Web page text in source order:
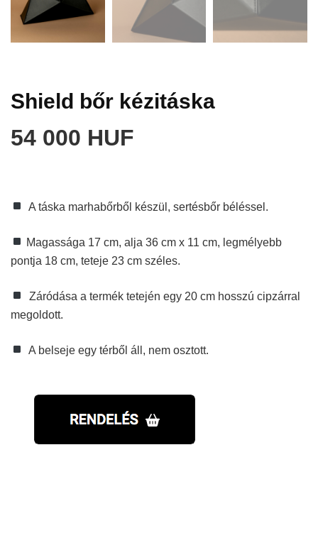
Shield bőr kézitáska
54 000 HUF
A táska marhabőrből készül, sertésbőr béléssel.
Magassága 17 cm, alja 36 cm x 11 cm, legmélyebb
pontja 18 cm, teteje 23 cm széles.
Záródása a termék tetején egy 20 cm hosszú cipzárral
megoldott.
A belseje egy térből áll, nem osztott.